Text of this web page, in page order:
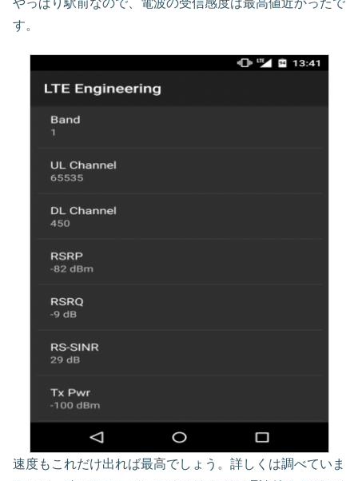
す。
速度もこれだけ出れば最高でしょう。詳しくは調べていま